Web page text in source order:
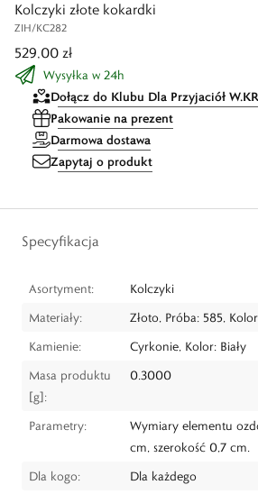
Kolczyki złote kokardki
ZIH/KC282
529,00 zł
Wysyłka w 24h
Dołącz do Klubu Dla Przyjaciół
Pakowanie na prezent
Darmowa dostawa
Zapytaj o produkt
Specyfikacja
Asortyment:
Kolczyki
Materiały:
Złoto, Próba: 585,
Kamienie:
Cyrkonie, Kolor: Biały
Masa produktu
[g]:
0.3000
Parametry:
Wymiary elementu
cm, szerokość 0,7 cm.
Dla kogo:
Dla każdego